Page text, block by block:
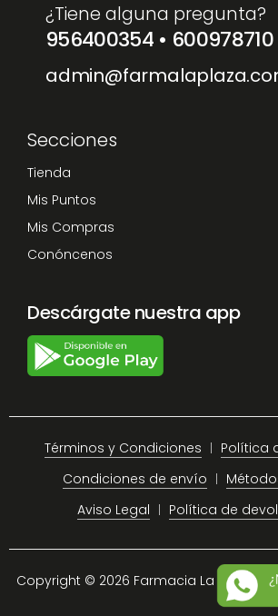
¿Tiene alguna pregunta?
956400354 • 600978710
Secciones
Tienda
Mis Puntos
Mis Compras
Conóncenos
Descárgate nuestra app
Términos y Condiciones
Política
Condiciones de envío
Aviso Legal
Política de
Copyright © 2026 Farmacia La Plaza